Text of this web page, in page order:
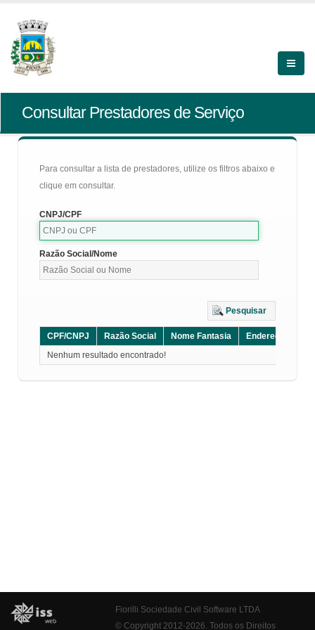
Consultar Prestadores de Serviço
Para consultar a lista de prestadores, utilize os filtros abaixo e
clique em consultar.
CNPJ/CPF
Razão Social/Nome
Pesquisar
CPF/CNPJ Razão Social Nome Fantasia Endereço
Nenhum resultado encontrado!
Fiorilli Sociedade Civil Software LTDA
© Copyright 2012-2026. Todos os Direitos